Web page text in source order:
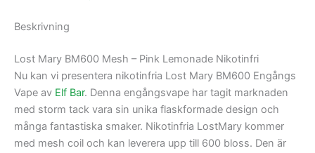
Beskrivning
Lost Mary BM600 Mesh – Pink Lemonade Nikotinfri
Nu kan vi presentera nikotinfria Lost Mary BM600 Engångs
Vape av Elf Bar. Denna engångsvape har tagit marknaden
med storm tack vara sin unika flaskformade design och
många fantastiska smaker. Nikotinfria LostMary kommer
med mesh coil och kan leverera upp till 600 bloss. Den är